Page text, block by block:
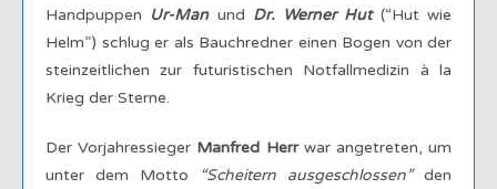
Handpuppen Ur-Manund Dr. Werner Hut(“Hut wie
Helm”) schlug er als Bauchredner einen Bogen von der
steinzeitlichen zur futuristischen Notfallmedizin à la
Krieg der Sterne.
Der Vorjahressieger Manfred Herrwar angetreten, um
unter dem Motto
“Scheitern ausgeschlossen”den